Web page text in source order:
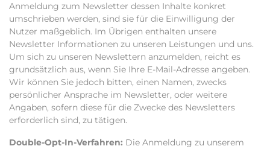
Anmeldung zum Newsletter dessen Inhalte konkret
umschrieben werden, sind sie für die Einwilligung der
Nutzer maßgeblich. Im Übrigen enthalten unsere
Newsletter Informationen zu unseren Leistungen und uns.
Um sich zu unseren Newslettern anzumelden, reicht es
grundsätzlich aus, wenn Sie Ihre E-Mail-Adresse angeben.
Wir können Sie jedoch bitten, einen Namen, zwecks
persönlicher Ansprache im Newsletter, oder weitere
Angaben, sofern diese für die Zwecke des Newsletters
erforderlich sind, zu tätigen.
Double-Opt-In-Verfahren: Die Anmeldung zu unserem